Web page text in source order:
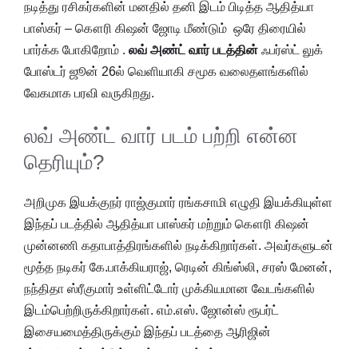
நடித்து ரசிகர்களின் மனதில் தனி இடம் பிடித்த ஆதித்யா
பாஸ்கர் – கௌரி கிஷன் ஜோடி மீண்டும் ஒரே திரையில்
பார்க்க போகிறோம் . லவ் அண்ட் வார் படத்தின் ஃபர்ஸ்ட் லுக்
போஸ்டர் ஜூன் 26ல் வெளியாகி சமூக வலைதளங்களில்
வேகமாக பரவி வருகிறது.
லவ் அண்ட் வார் படம் பற்றி என்ன
தெரியும்?
அறிமுக இயக்குநர் ராஜ்குமார் ரங்கசாமி எழுதி இயக்கியுள்ள
இந்தப் படத்தில் ஆதித்யா பாஸ்கர் மற்றும் கௌரி கிஷன்
முன்னணி கதாபாத்திரங்களில் நடிக்கிறார்கள். அவர்களுடன்
மூத்த நடிகர் கே.பாக்கியராஜ், ரெடின் கிங்ஸ்லி, சரஸ் மேனன்,
நந்திதா ஸ்ரீகுமார் உள்ளிட்டோர் முக்கியமான வேடங்களில்
இடம்பெற்றிருக்கிறார்கள். எம்.எஸ். ஜோன்ஸ் ரூபர்ட்
இசையமைத்திருக்கும் இந்தப் படத்தை ஆரிஜின்